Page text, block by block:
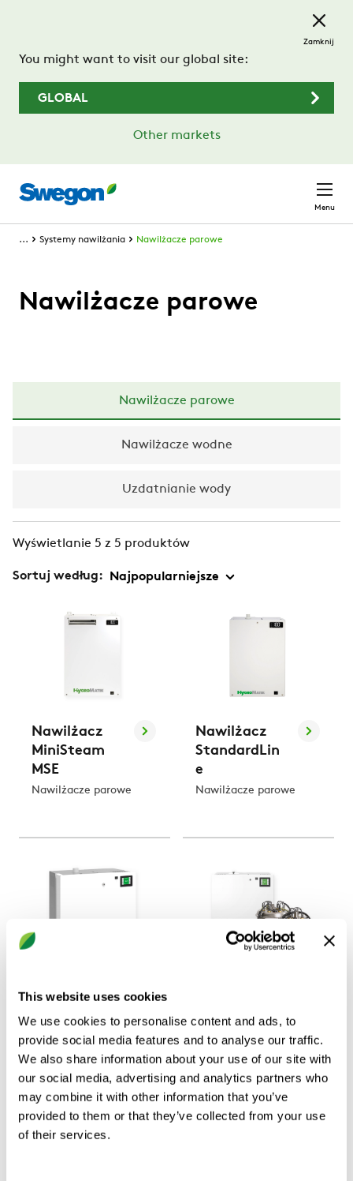
This website uses cookies
We use cookies to personalise content and ads, to
provide social media features and to analyse our traffic.
We also share information about your use of our site with
our social media, advertising and analytics partners who
may combine it with other information that you’ve
provided to them or that they’ve collected from your use
of their services.
You might want to visit our global site:
GLOBAL
Other markets
Zamknij
Menu
... Systemy nawilżania Nawilżacze parowe
Nawilżacze parowe
Nawilżacze parowe
Nawilżacze wodne
Uzdatnianie wody
Wyświetlanie 5 z 5 produktów
Sortuj według:
Nawilżacz
MiniSteam
MSE
Nawilżacze parowe
Nawilżacz
StandardLin
e
Nawilżacze parowe
Nawilżacz
FlexLine
Nawilżacze parowe
FlexLine Plus
i Process
Nawilżacze parowe